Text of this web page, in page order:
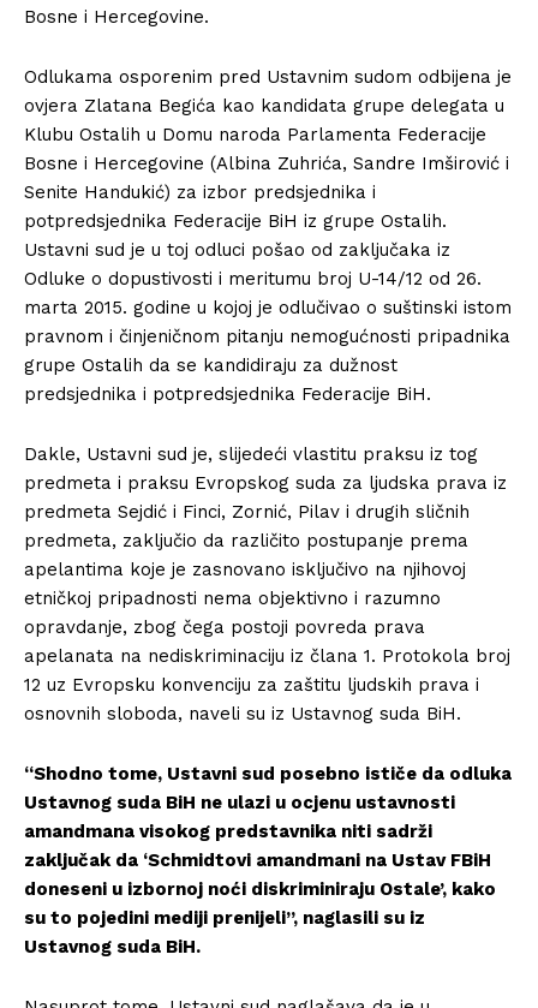
Bosne i Hercegovine.
Odlukama osporenim pred Ustavnim sudom odbijena je
ovjera Zlatana Begića kao kandidata grupe delegata u
Klubu Ostalih u Domu naroda Parlamenta Federacije
Bosne i Hercegovine (Albina Zuhrića, Sandre Imširović i
Senite Handukić) za izbor predsjednika i
potpredsjednika Federacije BiH iz grupe Ostalih.
Ustavni sud je u toj odluci pošao od zaključaka iz
Odluke o dopustivosti i meritumu broj U-14/12 od 26.
marta 2015. godine u kojoj je odlučivao o suštinski istom
pravnom i činjeničnom pitanju nemogućnosti pripadnika
grupe Ostalih da se kandidiraju za dužnost
predsjednika i potpredsjednika Federacije BiH.
Dakle, Ustavni sud je, slijedeći vlastitu praksu iz tog
predmeta i praksu Evropskog suda za ljudska prava iz
predmeta Sejdić i Finci, Zornić, Pilav i drugih sličnih
predmeta, zaključio da različito postupanje prema
apelantima koje je zasnovano isključivo na njihovoj
etničkoj pripadnosti nema objektivno i razumno
opravdanje, zbog čega postoji povreda prava
apelanata na nediskriminaciju iz člana 1. Protokola broj
12 uz Evropsku konvenciju za zaštitu ljudskih prava i
osnovnih sloboda, naveli su iz Ustavnog suda BiH.
“Shodno tome, Ustavni sud posebno ističe da odluka
Ustavnog suda BiH ne ulazi u ocjenu ustavnosti
amandmana visokog predstavnika niti sadrži
zaključak da ‘Schmidtovi amandmani na Ustav FBiH
doneseni u izbornoj noći diskriminiraju Ostale’, kako
su to pojedini mediji prenijeli”, naglasili su iz
Ustavnog suda BiH.